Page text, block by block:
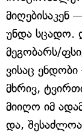
მიღებისაკენ
უნდა სცადო.
მეგობარს/
ვისაც
მხრივ,
მიიღო იმ
და,